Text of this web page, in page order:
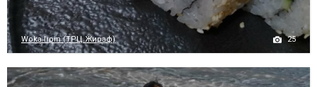
Woka Irpin (ТРЦ Жираф) 25